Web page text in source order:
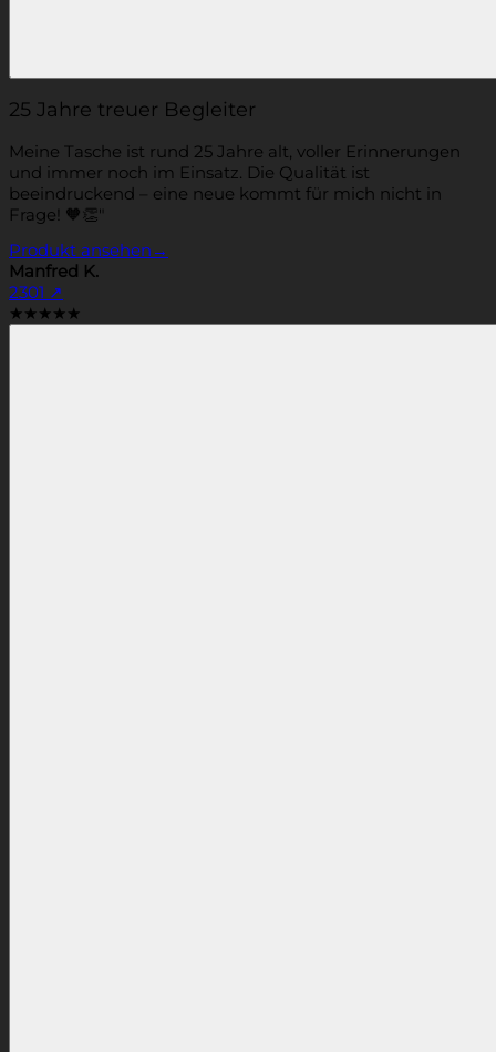
25 Jahre treuer Begleiter
Meine Tasche ist rund 25 Jahre alt, voller Erinnerungen
und immer noch im Einsatz. Die Qualität ist
beeindruckend – eine neue kommt für mich nicht in
Frage! 🧡👏"
Produkt ansehen →
Manfred K.
2301 ↗
★★★★★